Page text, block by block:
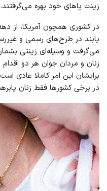
زینت پاهای خود بهره می‌گرفتند.
پابند در طرح‌های رسمی و
می‌گرفت و وسیله‌ای زینتی
زنان و مردان جوان هر دو
برایشان این امر کاملا عادی
در برخی کشورها فقط زنان